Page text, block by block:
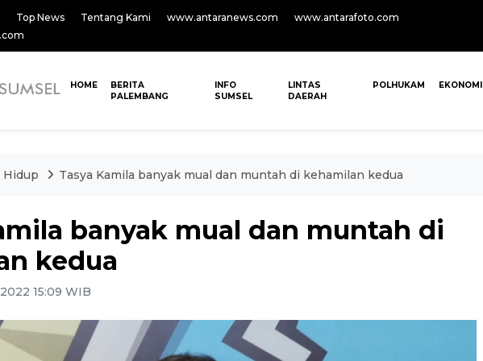
Top News Tentang Kami www.antaranews.com
www.antarafoto.com
HOME
BERITA
PALEMBANG
INFO
SUMSEL
LINTAS
DAERAH
POLHUKAM EKONOMI
Hidup Tasya Kamila banyak mual dan muntah di kehamilan kedua
banyak mual dan muntah di
kedua
15:09 WIB